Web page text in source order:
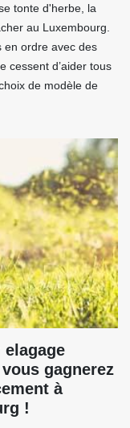
tonte d'herbe, la
au Luxembourg.
en ordre avec des
cessent d’aider tous
de modèle de
elagage
gagnerez
à
!